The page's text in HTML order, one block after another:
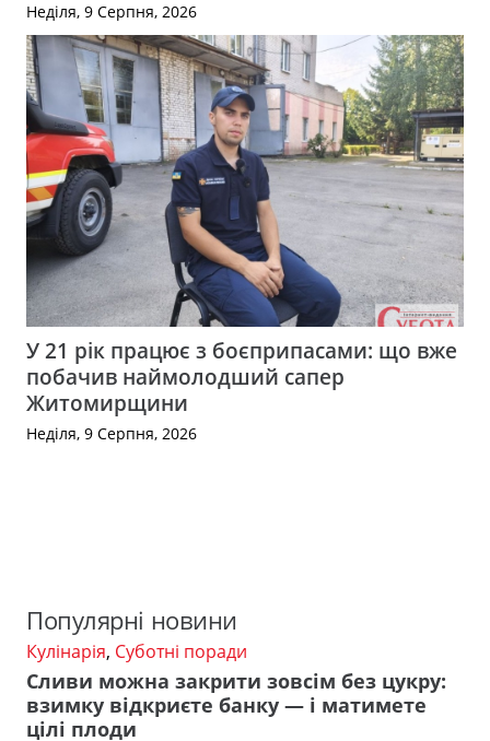
Неділя, 9 Серпня, 2026
У 21 рік працює з боєприпасами: що вже
побачив наймолодший сапер
Житомирщини
Неділя, 9 Серпня, 2026
Популярні новини
Кулінарія, Суботні поради
Сливи можна закрити зовсім без цукру:
взимку відкриєте банку — і матимете
цілі плоди